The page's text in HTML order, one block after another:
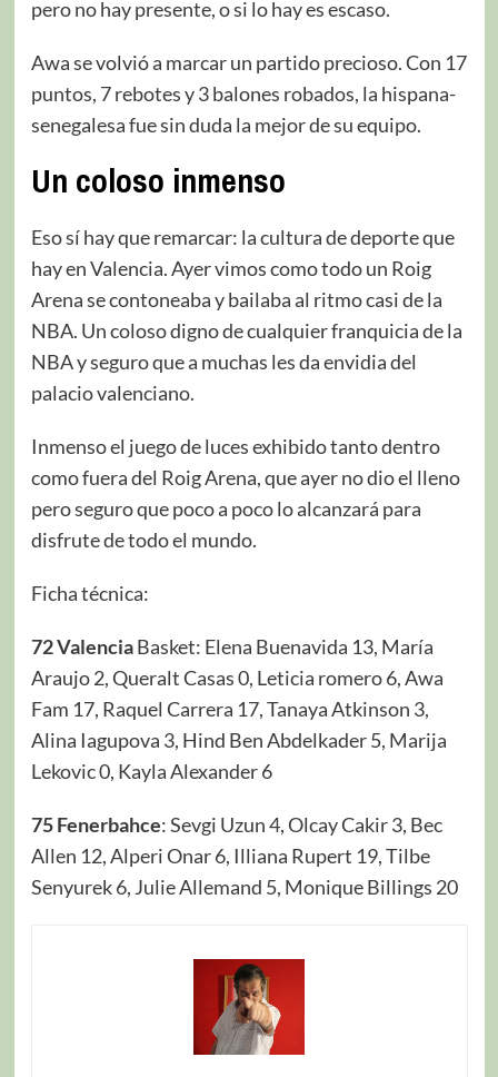
pero no hay presente, o si lo hay es escaso.
Awa se volvió a marcar un partido precioso. Con 17
puntos, 7 rebotes y 3 balones robados, la hispana-
senegalesa fue sin duda la mejor de su equipo.
Un coloso inmenso
Eso sí hay que remarcar: la cultura de deporte que
hay en Valencia. Ayer vimos como todo un Roig
Arena se contoneaba y bailaba al ritmo casi de la
NBA. Un coloso digno de cualquier franquicia de la
NBA y seguro que a muchas les da envidia del
palacio valenciano.
Inmenso el juego de luces exhibido tanto dentro
como fuera del Roig Arena, que ayer no dio el lleno
pero seguro que poco a poco lo alcanzará para
disfrute de todo el mundo.
Ficha técnica:
72 ValenciaBasket: Elena Buenavida 13, María
Araujo 2, Queralt Casas 0, Leticia romero 6, Awa
Fam 17, Raquel Carrera 17, Tanaya Atkinson 3,
Alina Iagupova 3, Hind Ben Abdelkader 5, Marija
Lekovic 0, Kayla Alexander 6
75 Fenerbahce: Sevgi Uzun 4, Olcay Cakir 3, Bec
Allen 12, Alperi Onar 6, Illiana Rupert 19, Tilbe
Senyurek 6, Julie Allemand 5, Monique Billings 20